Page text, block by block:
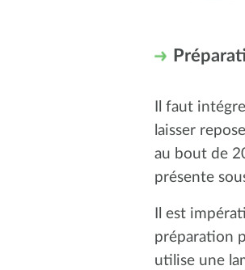
Il faut
laisser
au bout de
présente
Il est
préparation
utilise une